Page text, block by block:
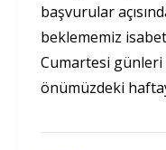
başvurular
beklememiz
Cumartesi günleri
önümüzdeki